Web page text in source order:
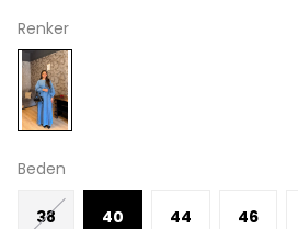
Renker
Beden
38 40 44 46